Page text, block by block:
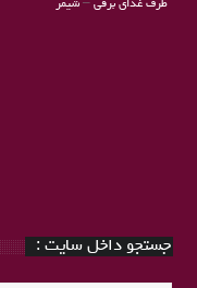
ظرف غذای برقی– شیمر
جستجو داخل سایت :